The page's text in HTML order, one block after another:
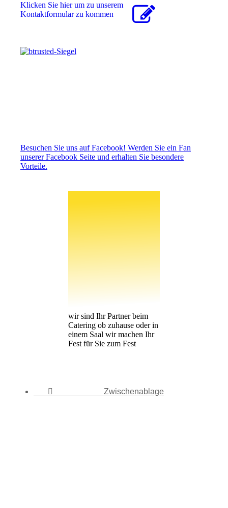
Klicken Sie hier um zu unserem
Kon­takt­for­mu­lar zu kommen
Besuchen Sie uns auf Facebook! Werden Sie ein Fan
unserer Facebook Seite und erhalten Sie besondere
Vorteile.
wir sind Ihr Partner beim
Catering ob zuhause oder in
einem Saal wir machen Ihr
Fest für Sie zum Fest
 Zwischenablage